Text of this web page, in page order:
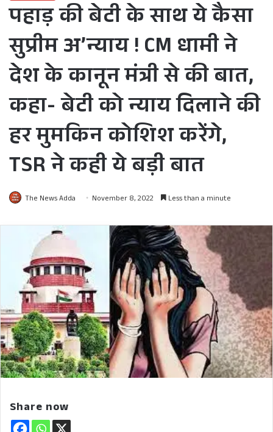
पहाड़ की बेटी के साथ ये कैसा
सुप्रीम अ’न्याय ! CM धामी ने
देश के कानून मंत्री से की बात,
कहा- बेटी को न्याय दिलाने की
हर मुमकिन कोशिश करेंगे,
TSR ने कही ये बड़ी बात
The News Adda November 8, 2022 Less than a minute
Share now